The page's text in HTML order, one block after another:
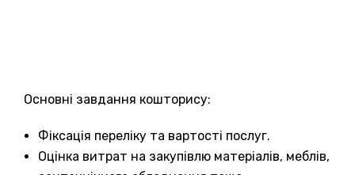
Основні завдання кошторису:
Фіксація переліку та вартості послуг.
Оцінка витрат на закупівлю матеріалів, меблів,